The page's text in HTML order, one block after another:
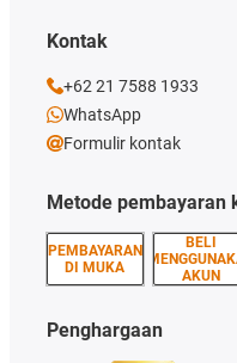
Metode pembayaran
PEMBAYARAN
DI MUKA
BELI
AKUN
Penghargaan
Kontak
+62 21 7588 1933
WhatsApp
Formulir kontak